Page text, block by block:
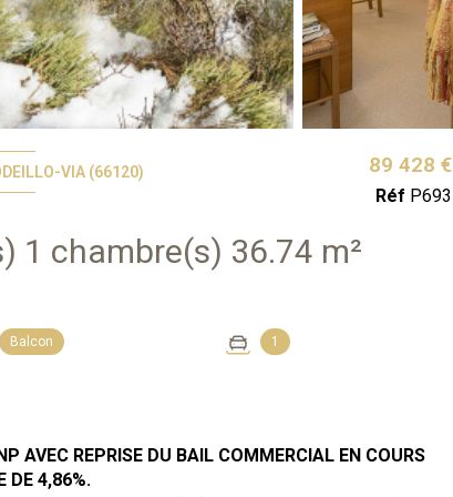
VIA (66120)
Appartement 2 pièce(s) 1 chambre(s) 36.74 m²
Balcon 1
89 428 €
Réf P693
AVEC REPRISE DU BAIL COMMERCIAL EN COURS
DE 4,86%.